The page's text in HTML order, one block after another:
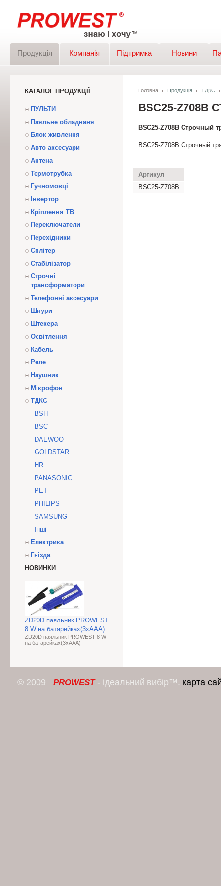
Продукція Компанія Підтримка Новини
КАТАЛОГ ПРОДУКЦІЇ
ПУЛЬТИ
Паяльне обладнаня
Блок живлення
Авто аксесуари
Антена
Термотрубка
Гучномовці
Інвертор
Кріплення ТВ
Переключатели
Перехідники
Сплітер
Стабілізатор
Строчні
трансформатори
Телефонні аксесуари
Шнури
Штекера
Освітлення
Кабель
Реле
Наушник
Мікрофон
ТДКС
BSH
BSC
DAEWOO
GOLDSTAR
HR
PANASONIC
PET
PHILIPS
SAMSUNG
Інші
Електрика
Гнізда
НОВИНКИ
ZD20D паяльник PROWEST
8 W на батарейках(3хAAA)
ZD20D паяльник PROWEST 8 W
на батарейках(3хAAA)
Головна Продукція ТДКС
BSC25-
BSC25-Z708B Строчный
BSC25-Z708B Строчный
Артикул
BSC25-Z708B
© 2009 PROWEST- ідеальний вибір™. карта